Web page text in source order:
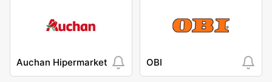
Auchan Hipermarket OBI